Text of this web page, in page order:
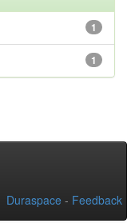
1
1
Duraspace - Feedback